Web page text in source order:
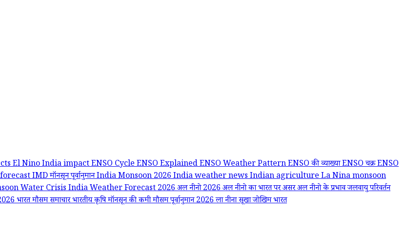
El Nino India impactENSO CycleENSO ExplainedENSO Weather PatternENSO की व्याख्याENSO चक्रENSO
IMD मॉनसून पूर्वानुमानIndia Monsoon 2026India weather newsIndian agricultureLa Ninamonsoon
Water Crisis IndiaWeather Forecast 2026अल नीनो 2026अल नीनो का भारत पर असरअल नीनो के प्रभावजलवायु परिवर्तन
भारत मौसम समाचारभारतीय कृषिमॉनसून की कमीमौसम पूर्वानुमान 2026ला नीनासूखा जोखिम भारत